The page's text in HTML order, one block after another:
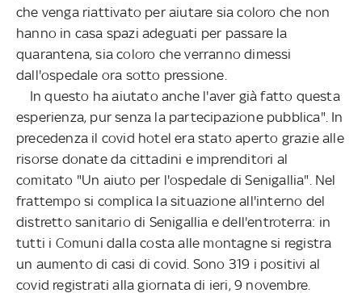
che venga riattivato per aiutare sia coloro che non
hanno in casa spazi adeguati per passare la
quarantena, sia coloro che verranno dimessi
dall'ospedale ora sotto pressione.
In questo ha aiutato anche l'aver già fatto questa
esperienza, pur senza la partecipazione pubblica". In
precedenza il covid hotel era stato aperto grazie alle
risorse donate da cittadini e imprenditori al
comitato "Un aiuto per l'ospedale di Senigallia". Nel
frattempo si complica la situazione all'interno del
distretto sanitario di Senigallia e dell'entroterra: in
tutti i Comuni dalla costa alle montagne si registra
un aumento di casi di covid. Sono 319 i positivi al
covid registrati alla giornata di ieri, 9 novembre.